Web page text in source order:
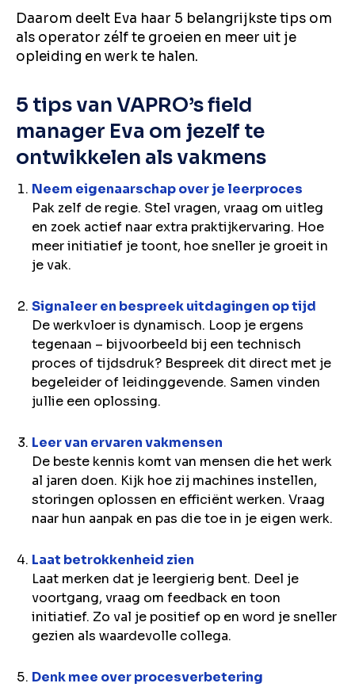
Daarom deelt Eva haar 5 belangrijkste tips om
als operator zélf te groeien en meer uit je
opleiding en werk te halen.
5 tips van VAPRO’s field
manager Eva om jezelf te
ontwikkelen als vakmens
Neem eigenaarschap over je leerproces
Pak zelf de regie. Stel vragen, vraag om uitleg
en zoek actief naar extra praktijkervaring. Hoe
meer initiatief je toont, hoe sneller je groeit in
je vak.
Signaleer en bespreek uitdagingen op tijd
De werkvloer is dynamisch. Loop je ergens
tegenaan – bijvoorbeeld bij een technisch
proces of tijdsdruk? Bespreek dit direct met je
begeleider of leidinggevende. Samen vinden
jullie een oplossing.
Leer van ervaren vakmensen
De beste kennis komt van mensen die het werk
al jaren doen. Kijk hoe zij machines instellen,
storingen oplossen en efficiënt werken. Vraag
naar hun aanpak en pas die toe in je eigen werk.
Laat betrokkenheid zien
Laat merken dat je leergierig bent. Deel je
voortgang, vraag om feedback en toon
initiatief. Zo val je positief op en word je sneller
gezien als waardevolle collega.
Denk mee over procesverbetering